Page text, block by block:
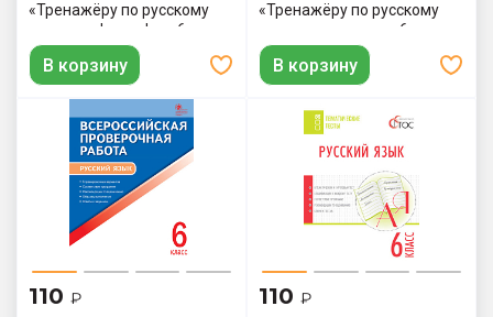
«Тренажёру по русскому
языку: орфография. 6
класс»
В корзину
«Тренажёру по русскому
языку: пунктуация. 6 класс»
В корзину
110 ₽ 110 ₽